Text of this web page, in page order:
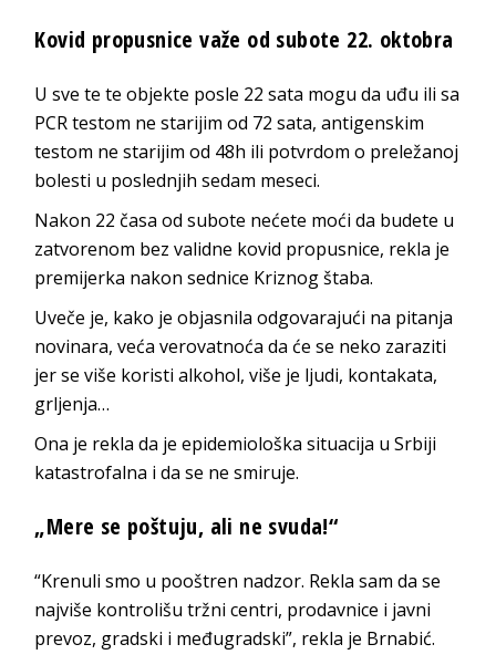
Kovid propusnice važe od subote 22. oktobra
U sve te te objekte posle 22 sata mogu da uđu ili sa
PCR testom ne starijim od 72 sata, antigenskim
testom ne starijim od 48h ili potvrdom o preležanoj
bolesti u poslednjih sedam meseci.
Nakon 22 časa od subote nećete moći da budete u
zatvorenom bez validne kovid propusnice, rekla je
premijerka nakon sednice Kriznog štaba.
Uveče je, kako je objasnila odgovarajući na pitanja
novinara, veća verovatnoća da će se neko zaraziti
jer se više koristi alkohol, više je ljudi, kontakata,
grljenja…
Ona je rekla da je epidemiološka situacija u Srbiji
katastrofalna i da se ne smiruje.
„Mere se poštuju, ali ne svuda!“
“Krenuli smo u pooštren nadzor. Rekla sam da se
najviše kontrolišu tržni centri, prodavnice i javni
prevoz, gradski i međugradski”, rekla je Brnabić.